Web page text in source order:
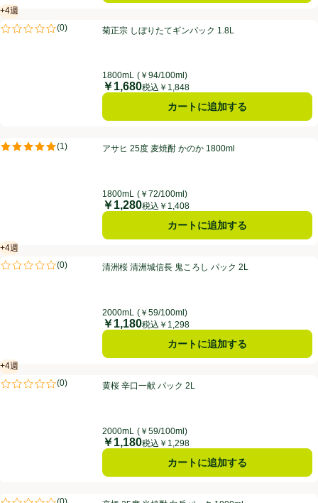
菊正宗 しぼりたてギンパック 1.8L
+4週
賞味・消費期限保証：4週間
(0)
評価は0件のレビューで5点中0.0点。菊正宗 しぼりたてギンパック 1.8L
1800mL (￥94/100ml)
価格
￥1,680税込￥1,848
カートに追加する
アサヒ 25度 麦焼酎 かのか 1800ml
(1)
評価は1件のレビューで5点中5.0点。アサヒ 25度 麦焼酎 かのか 1800ml
1800mL (￥72/100ml)
価格
￥1,280税込￥1,408
カートに追加する
清洲桜 清洲城信長 鬼ころし パック 2L
+4週
賞味・消費期限保証：4週間
(0)
評価は0件のレビューで5点中0.0点。清洲桜 清洲城信長 鬼ころし パック 2L
2000mL (￥59/100ml)
価格
￥1,180税込￥1,298
カートに追加する
黄桜 辛口一献 パック 2L
+4週
賞味・消費期限保証：4週間
(0)
評価は0件のレビューで5点中0.0点。
黄桜 辛口一献 パック 2L
2000mL (￥59/100ml)
価格
￥1,180税込￥1,298
カートに追加する
高橋 25度 米焼酎 白岳パック 1800ml